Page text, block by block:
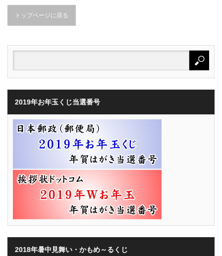
トップページに戻る
2019年お年玉くじ当選番号
2018年暑中見舞い・かもめ～るくじ